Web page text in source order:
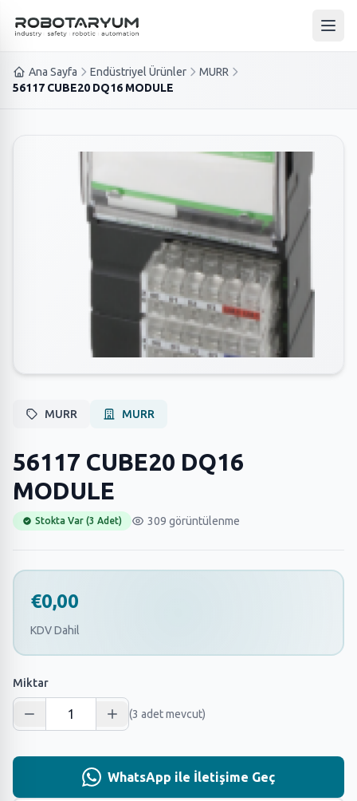
Ana içeriğe geç
Ana
Ana Sayfa Endüstriyel Ürünler
MURR
56117 CUBE20 DQ16 MODULE
MURR MURR
56117 CUBE20 DQ16
MODULE
Stokta Var (3 Adet) 309 görüntülenme
€0,00
KDV Dahil
Miktar
(3 adet mevcut)
WhatsApp ile İletişime Geç